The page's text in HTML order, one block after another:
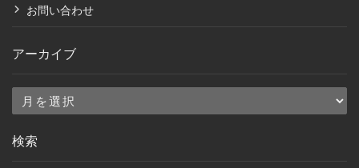
お問い合わせ
アーカイブ
ア
カ
検索